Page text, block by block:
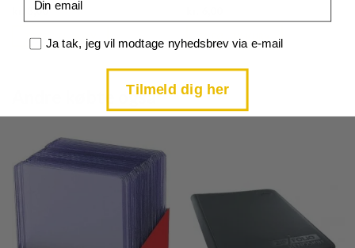
3,00Current
price
kr. 39,95.
TILFØJ TIL KURV
price
kr. 39,95.
Andre købte også
Samtykke
Ja tak, jeg vil modtage nyhedsbrev via e-mail
Tilmeld dig her